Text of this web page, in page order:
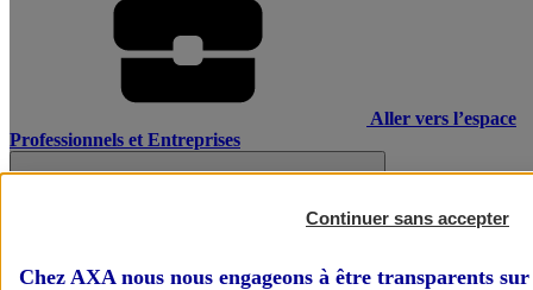
Aller vers l’espace
Professionnels et Entreprises
Continuer sans accepter
Chez AXA nous nous engageons à être transparents